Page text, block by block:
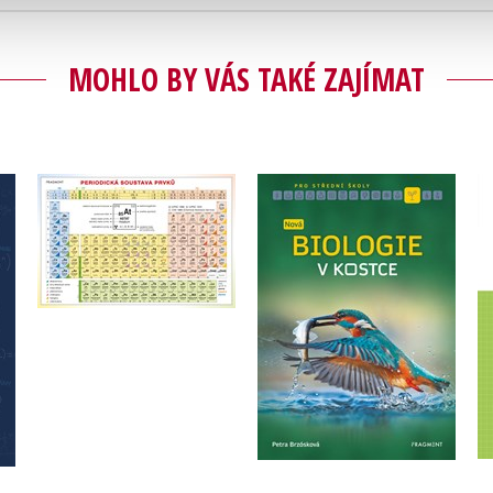
MOHLO BY VÁS TAKÉ ZAJÍMAT
Periodická tabulka
prvků
Bohumír Kotlík
,
Růžičková Květoslava
Nová biologie v kostce
pro SŠ
Petra Brzósková
Do košíku
269 Kč
215 Kč